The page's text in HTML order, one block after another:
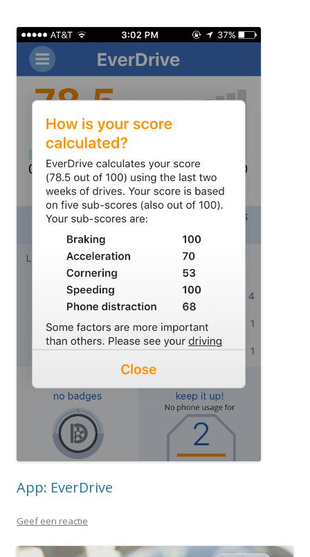
App: EverDrive
Geef een reactie